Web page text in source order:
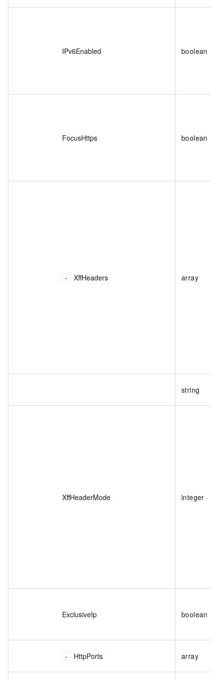
IPv6Enabled boolean
FocusHttps boolean
XffHeaders array
string
XffHeaderMode integer
ExclusiveIp boolean
HttpPorts array